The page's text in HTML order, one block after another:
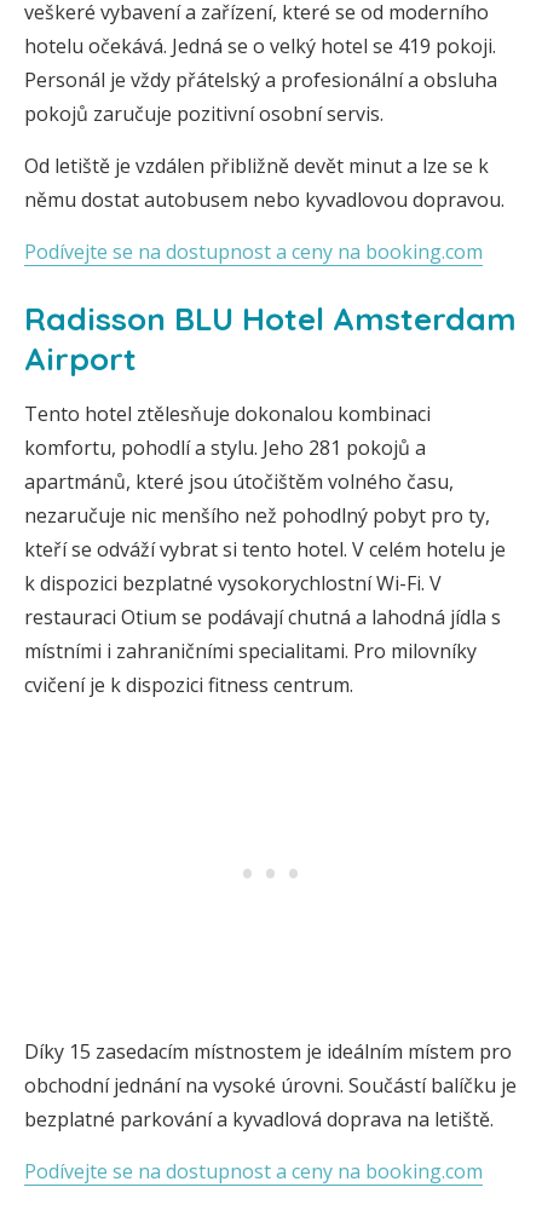
veškeré vybavení a zařízení, které se od moderního
hotelu očekává. Jedná se o velký hotel se 419 pokoji.
Personál je vždy přátelský a profesionální a obsluha
pokojů zaručuje pozitivní osobní servis.
Od letiště je vzdálen přibližně devět minut a lze se k
němu dostat autobusem nebo kyvadlovou dopravou.
Podívejte se na dostupnost a ceny na booking.com
Radisson BLU Hotel Amsterdam
Airport
Tento hotel ztělesňuje dokonalou kombinaci
komfortu, pohodlí a stylu. Jeho 281 pokojů a
apartmánů, které jsou útočištěm volného času,
nezaručuje nic menšího než pohodlný pobyt pro ty,
kteří se odváží vybrat si tento hotel. V celém hotelu je
k dispozici bezplatné vysokorychlostní Wi-Fi. V
restauraci Otium se podávají chutná a lahodná jídla s
místními i zahraničními specialitami. Pro milovníky
cvičení je k dispozici fitness centrum.
Díky 15 zasedacím místnostem je ideálním místem pro
obchodní jednání na vysoké úrovni. Součástí balíčku je
bezplatné parkování a kyvadlová doprava na letiště.
Podívejte se na dostupnost a ceny na booking.com